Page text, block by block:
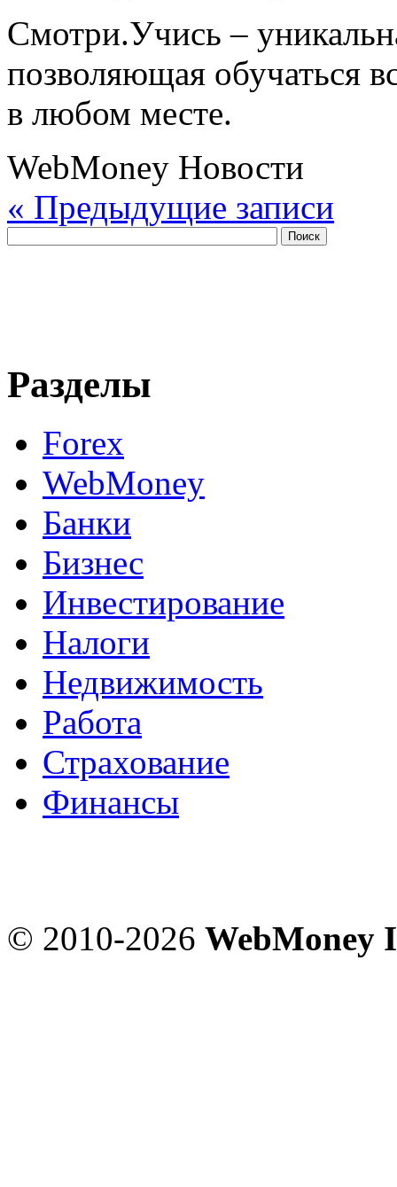
Смотри.Учись –
позволяющая обучаться
в любом месте.
WebMoney Новости
« Предыдущие записи
Разделы
Forex
WebMoney
Банки
Бизнес
Инвестирование
Налоги
Недвижимость
Работа
Страхование
Финансы
© 2010-2026 WebMoney